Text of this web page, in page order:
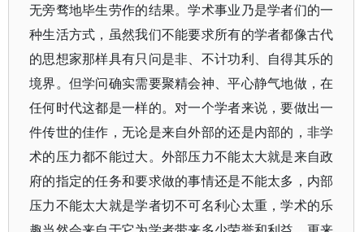
无旁骛地毕生劳作的结果。学术事业乃是学者们的一
种生活方式，虽然我们不能要求所有的学者都像古代
的思想家那样具有只问是非、不计功利、自得其乐的
境界。但学问确实需要聚精会神、平心静气地做，在
任何时代这都是一样的。对一个学者来说，要做出一
件传世的佳作，无论是来自外部的还是内部的，非学
术的压力都不能过大。外部压力不能太大就是来自政
府的指定的任务和要求做的事情还是不能太多，内部
压力不能太大就是学者切不可名利心太重，学术的乐